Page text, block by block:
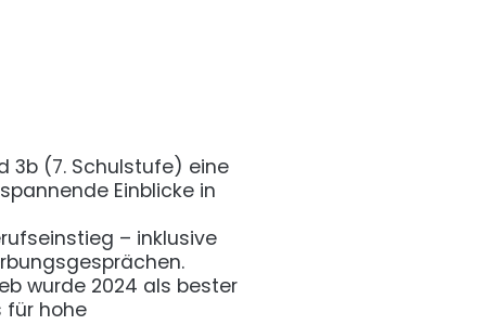
3b (7. Schulstufe) eine
Einblicke in
– inklusive
wurde 2024 als bester
für hohe